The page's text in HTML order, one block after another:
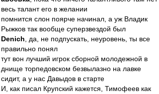
весь талант его в желании
помнится слон поярче начинал, а уж Владик
Рыжков так вообще суперзвездой был
Denich , да, не подпускать, неуровень, ты все
правильно понял
тут вон лучший игрок сборной молодежной в
днище торпедовском безвылазно на лавке
сидит, а у нас Давыдов в старте
И, как писал Крупский кажется, Тимофеев как